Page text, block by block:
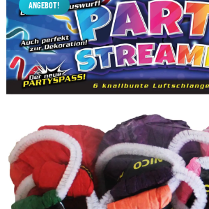
ANGEBOT!